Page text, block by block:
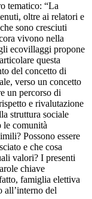
tematico: “La
oltre ai relatori e
sono cresciuti
vivono nella
ecovillaggi propone
questa
del concetto di
verso un concetto
un percorso di
e rivalutazione
struttura sociale
le comunità
Possono essere
e che cosa
valori? I presenti
chiave
famiglia elettiva
all’interno del